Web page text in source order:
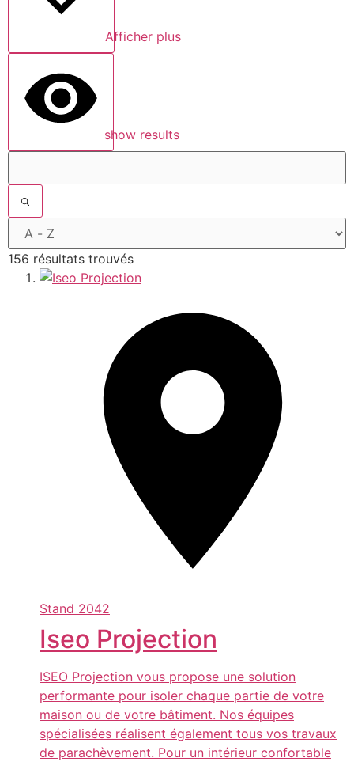
Afficher plus
show results
156 résultats trouvés
Stand 2042
Iseo Projection
ISEO Projection vous propose une solution
performante pour isoler chaque partie de votre
maison ou de votre bâtiment. Nos équipes
spécialisées réalisent également tous vos travaux
de parachèvement. Pour un intérieur confortable